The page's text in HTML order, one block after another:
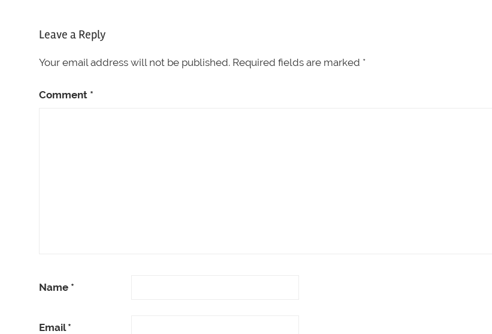
Leave a Reply
Your email address will not be published. Required fields are marked *
Comment *
Name *
Email*